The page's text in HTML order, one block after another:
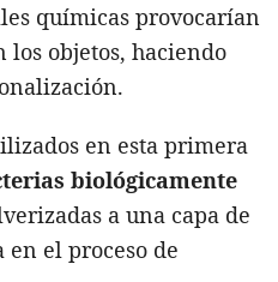
químicas provocarían
los objetos, haciendo
en esta primera
biológicamente
a una capa de
el proceso de